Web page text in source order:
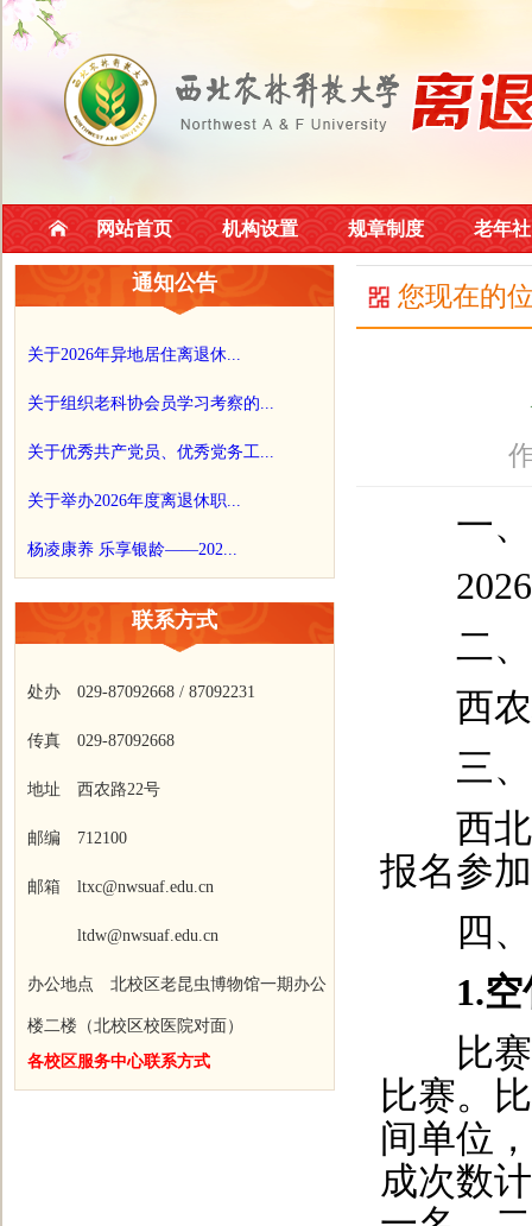
网站首页 机构设置 规章制度 老年
通知公告
关于2026年异地居住离退休...
关于组织老科协会员学习考察的...
关于优秀共产党员、优秀党务工...
关于举办2026年度离退休职...
杨凌康养 乐享银龄——202...
联系方式
处办 029-87092668 / 87092231
传真 029-87092668
地址 西农路22号
邮编 712100
邮箱 ltxc@nwsuaf.edu.cn
ltdw@nwsuaf.edu.cn
办公地点 北校区老昆虫博物馆一期办公
楼二楼（北校区校医院对面）
各校区服务中心联系方式
您现在的
一、
2026
二、
西农
三、
西北
报名参
四、
1.
比赛
比赛。
间单位
成次数